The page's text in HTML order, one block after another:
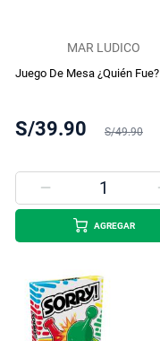
MAR LUDICO
Juego De Mesa ¿Quién Fue?
S/39.90 S/49.90
AGREGAR